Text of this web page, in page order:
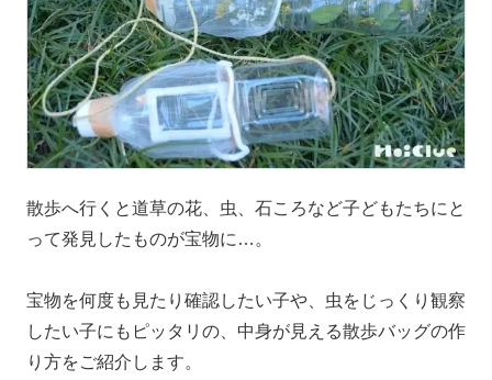
散歩へ行くと道草の花、虫、石ころなど子どもたちにと
って発見したものが宝物に…。
宝物を何度も見たり確認したい子や、虫をじっくり観察
したい子にもピッタリの、中身が見える散歩バッグの作
り方をご紹介します。